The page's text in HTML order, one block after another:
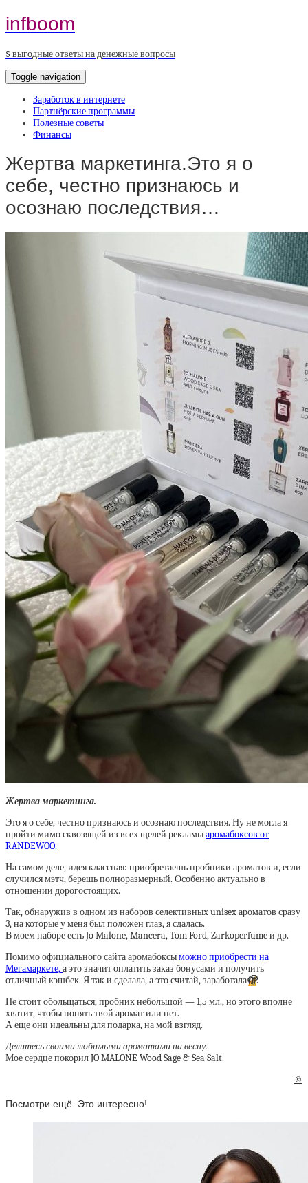
infboom
$ выгодные ответы на денежные вопросы
Toggle navigation
Заработок в интернете
Партнёрские программы
Полезные советы
Финансы
Жертва маркетинга.Это я о
себе, честно признаюсь и
осознаю последствия…
Жертва маркетинга.
Это я о себе, честно признаюсь и осознаю последствия. Ну не могла я
пройти мимо сквозящей из всех щелей рекламыаромабоксов от
RANDEWOO.
На самом деле, идея классная: приобретаешь пробники ароматов и, если
случился мэтч, берешь полноразмерный. Особенно актуально в
отношении дорогостоящих.
Так, обнаружив в одном из наборов селективных unisex ароматов сразу
3, на которые у меня был положен глаз, я сдалась.
В моем наборе есть Jo Malone, Mancera, Tom Ford, Zarkoperfume и др.
Помимо официального сайта аромабоксыможно приобрести на
Мегамаркете,а это значит оплатить заказ бонусами и получить
отличный кэшбек. Я так и сделала, а это считай, заработала🫣.
Не стоит обольщаться, пробник небольшой — 1,5 мл., но этого вполне
хватит, чтобы понять твой аромат или нет.
А еще они идеальны для подарка, на мой взгляд.
Делитесь своими любимыми ароматами на весну.
Мое сердце покорил JO MALONE Wood Sage & Sea Salt.
©
Посмотри ещё. Это интересно!